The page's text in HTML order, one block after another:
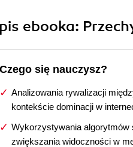
ebooka:
Czego się nauczysz?
Analizowania rywalizacji
kontekście dominacji w
Wykorzystywania algorytmów
zwiększania widoczności w